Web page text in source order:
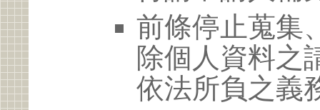
前條停止蒐集
除個人資料之
依法所負之義